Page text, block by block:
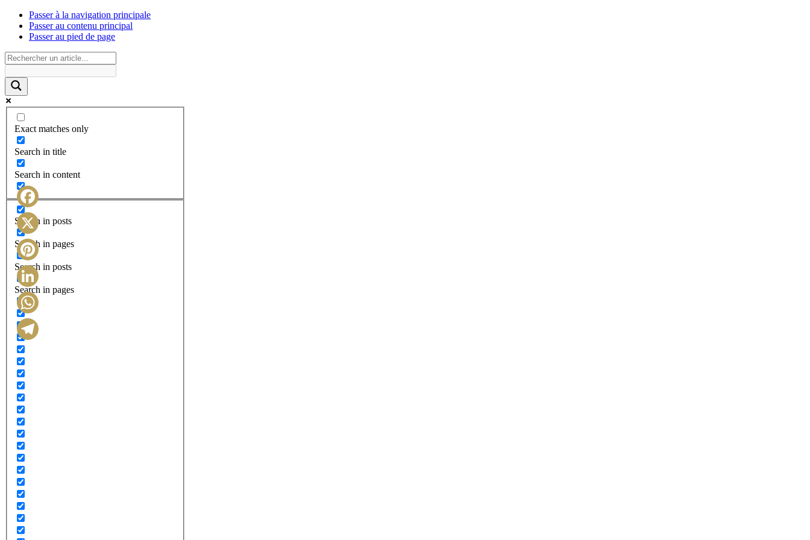
Passer à la navigation principale
Passer au contenu principal
Passer au pied de page
Exact matches only
Search in title
Search in content
Search in posts
Search in pages
Search in posts
Search in pages
Facebook
X
Pinterest
LinkedIn
WhatsApp
Telegram